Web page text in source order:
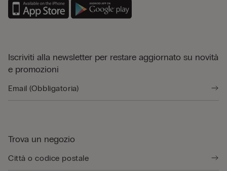
Iscriviti alla newsletter per restare aggiornato su novità
e promozioni
Trova un negozio